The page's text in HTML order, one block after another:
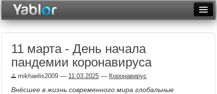
Неделя
Месяц
11 марта - День начала
пандемии коронавируса
mikhaelis2009 — 11.03.2025 — Коронавирус
Внёсшее в жизнь современного мира глобальные